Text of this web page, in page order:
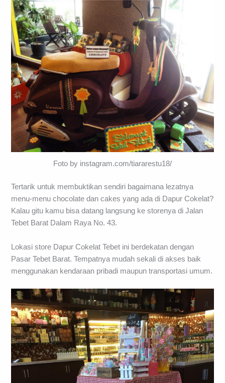
Foto by instagram.com/tiararestu18/
Tertarik untuk membuktikan sendiri bagaimana lezatnya
menu-menu chocolate dan cakes yang ada di Dapur Cokelat?
Kalau gitu kamu bisa datang langsung ke storenya di Jalan
Tebet Barat Dalam Raya No. 43.
Lokasi store Dapur Cokelat Tebet ini berdekatan dengan
Pasar Tebet Barat. Tempatnya mudah sekali di akses baik
menggunakan kendaraan pribadi maupun transportasi umum.